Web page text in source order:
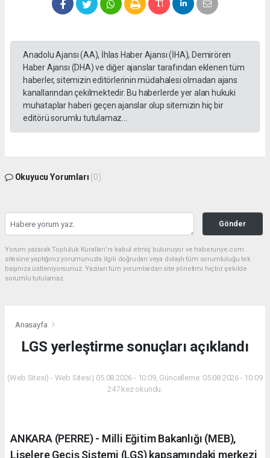
Anadolu Ajansı (AA), İhlas Haber Ajansı (İHA), Demirören
Haber Ajansı (DHA) ve diğer ajanslar tarafından eklenen tüm
haberler, sitemizin editörlerinin müdahalesi olmadan ajans
kanallarından çekilmektedir. Bu haberlerde yer alan hukuki
muhataplar haberi geçen ajanslar olup sitemizin hiç bir
editörü sorumlu tutulamaz...
Okuyucu Yorumları (0)
Gönder
Yorum yazarak Topluluk Kuralları’nı kabul etmiş bulunuyor ve haberunye.com
sitesine yaptığınız yorumunuzla ilgili doğrudan veya dolaylı tüm sorumluluğu tek
başınıza üstleniyorsunuz. Yazılan tüm yorumlardan site yönetimi hiçbir şekilde
sorumlu tutulamaz.
Anasayfa
LGS yerleştirme sonuçları açıklandı
(Web Sitesi) - Web Sitesi | 05.08.2026 - 10:09, Güncelleme: 05.08.2026 - 10:09
247 kez okundu.
ANKARA (PERRE) - Milli Eğitim Bakanlığı (MEB),
Liselere Geçiş Sistemi (LGS) kapsamındaki merkezi